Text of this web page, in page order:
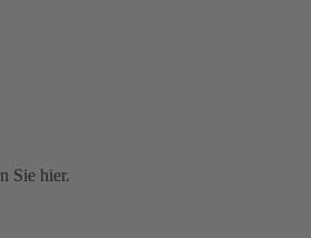
Sie hier.